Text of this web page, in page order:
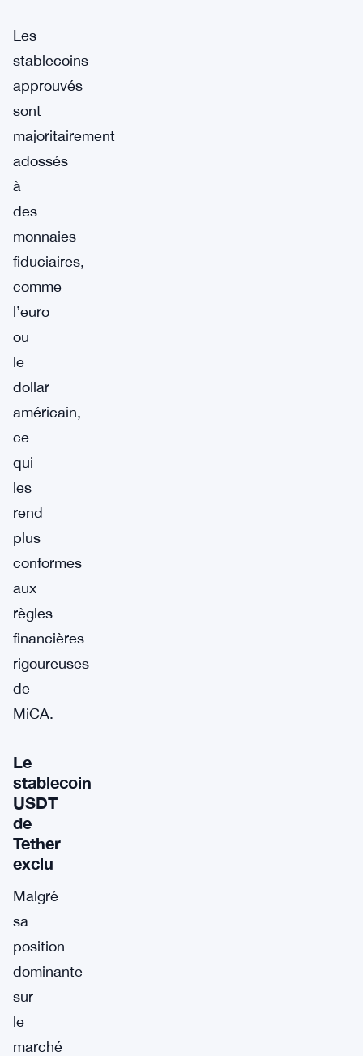
Les
stablecoins
approuvés
sont
majoritairement
adossés
à
des
monnaies
fiduciaires,
comme
l’euro
ou
le
dollar
américain,
ce
qui
les
rend
plus
conformes
aux
règles
financières
rigoureuses
de
MiCA.
Le
stablecoin
USDT
de
Tether
exclu
Malgré
sa
position
dominante
sur
le
marché